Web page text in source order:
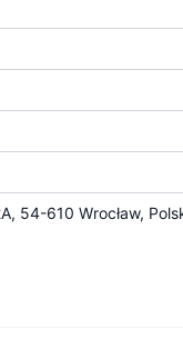
54-610 Wrocław,